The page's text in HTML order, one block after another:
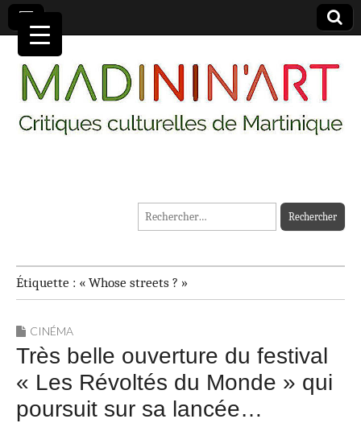
MADININ'ART
Rechercher :
Étiquette : « Whose streets ? »
CINÉMA
Très belle ouverture du festival
« Les Révoltés du Monde » qui
poursuit sur sa lancée…